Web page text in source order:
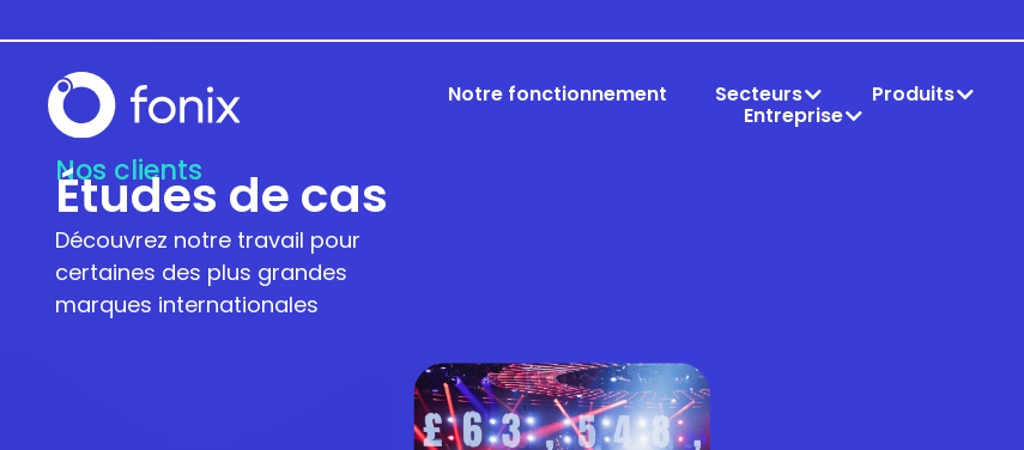
Notre fonctionnement Secteurs Produits
Entreprise
Nos clients
Études de cas
Découvrez notre travail pour
certaines des plus grandes
marques internationales